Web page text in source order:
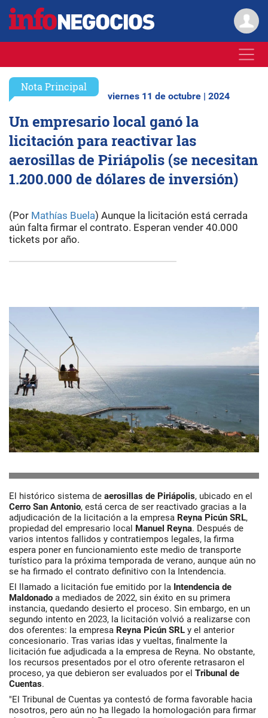
Nota Principal
viernes 11 de octubre | 2024
Un empresario local ganó la
licitación para reactivar las
aerosillas de Piriápolis (se necesitan
1.200.000 de dólares de inversión)
(Por Mathías Buela) Aunque la licitación está cerrada
aún falta firmar el contrato. Esperan vender 40.000
tickets por año.
El histórico sistema de aerosillas de Piriápolis, ubicado en el
Cerro San Antonio, está cerca de ser reactivado gracias a la
adjudicación de la licitación a la empresa Reyna Picún SRL,
propiedad del empresario local Manuel Reyna. Después de
varios intentos fallidos y contratiempos legales, la firma
espera poner en funcionamiento este medio de transporte
turístico para la próxima temporada de verano, aunque aún no
se ha firmado el contrato definitivo con la Intendencia.
El llamado a licitación fue emitido por la Intendencia de
Maldonado a mediados de 2022, sin éxito en su primera
instancia, quedando desierto el proceso. Sin embargo, en un
segundo intento en 2023, la licitación volvió a realizarse con
dos oferentes: la empresa Reyna Picún SRL y el anterior
concesionario. Tras varias idas y vueltas, finalmente la
licitación fue adjudicada a la empresa de Reyna. No obstante,
los recursos presentados por el otro oferente retrasaron el
proceso, ya que debieron ser evaluados por el Tribunal de
Cuentas.
"El Tribunal de Cuentas ya contestó de forma favorable hacia
nosotros, pero aún no ha llegado la homologación para firmar